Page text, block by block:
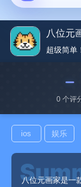
超级简单
﹣
0 个评
ios 娱乐
八位元画家是一